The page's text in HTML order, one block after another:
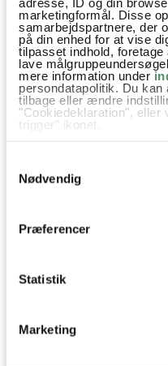
marketingformål. Disse
samarbejdspartnere, der
på din enhed for at vise
tilpasset indhold,
lave
mere information under
persondatapolitik. Du
tilbage eller ændre
"Cookiedeklaration",
trigger" ikonet.
Indsamle præcise
der kan være nøjagtig
Identificere din
Nødvendig
Præferencer
Statistik
Marketing
Boller Brød & Boller
yoghurt